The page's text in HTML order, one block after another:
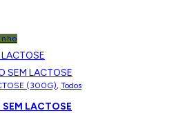
(300G), Todos
LACTOSE